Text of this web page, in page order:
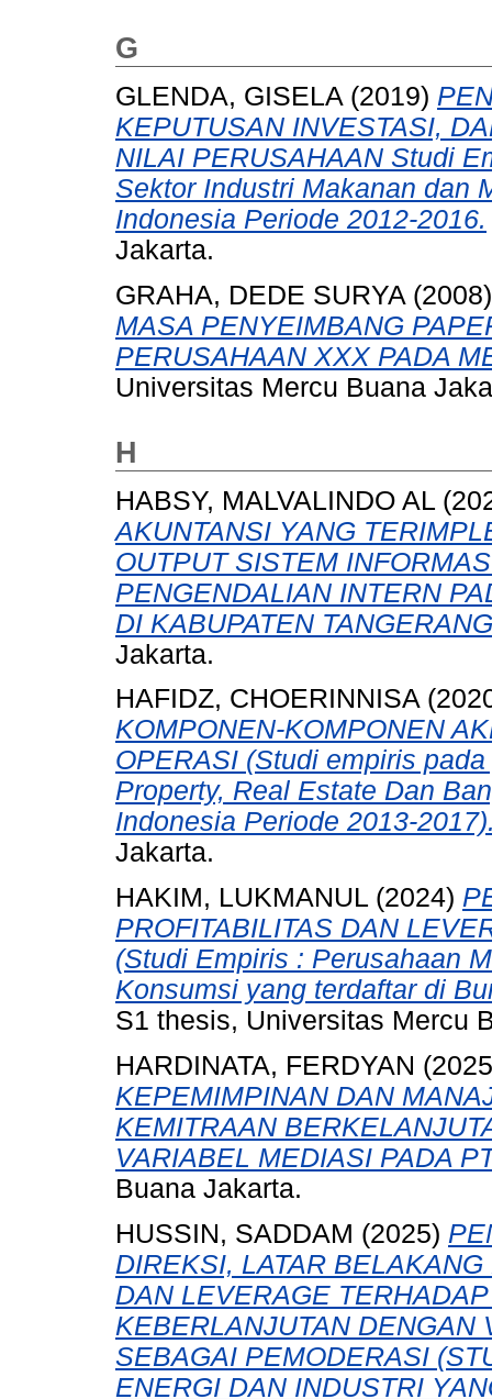
G
GLENDA, GISELA (2019)
KEPUTUSAN INVESTASI,
NILAI PERUSAHAAN Studi
Sektor Industri Makanan dan
Indonesia Periode 2012-2016.
Jakarta.
GRAHA, DEDE SURYA
MASA PENYEIMBANG
PERUSAHAAN XXX PADA
Universitas Mercu Buana
H
HABSY, MALVALINDO AL
AKUNTANSI YANG
OUTPUT SISTEM
PENGENDALIAN INTERN
DI KABUPATEN
Jakarta.
HAFIDZ, CHOERINNISA
KOMPONEN-KOMPONEN
OPERASI (Studi empiris
Property, Real Estate Dan
Indonesia Periode 2013-
Jakarta.
HAKIM, LUKMANUL (2024)
PROFITABILITAS DAN
(Studi Empiris : Perusahaan
Konsumsi yang terdaftar di
S1 thesis, Universitas Mercu
HARDINATA, FERDYAN
KEPEMIMPINAN DAN
KEMITRAAN
VARIABEL MEDIASI PADA
Buana Jakarta.
HUSSIN, SADDAM (2025)
DIREKSI, LATAR
DAN LEVERAGE
KEBERLANJUTAN DENGAN
SEBAGAI PEMODERASI
ENERGI DAN INDUSTRI